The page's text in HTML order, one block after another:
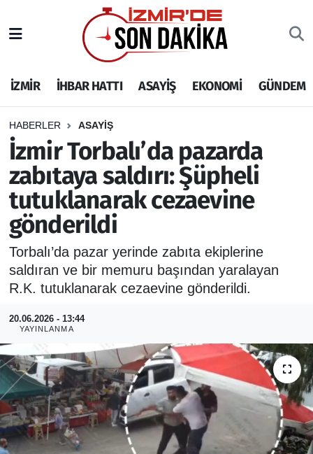
İZMİR İHBAR HATTI ASAYİŞ EKONOMİ GÜNDEM
HABERLER ASAYİŞ
İzmir Torbalı’da pazarda
zabıtaya saldırı: Şüpheli
tutuklanarak cezaevine
gönderildi
Torbalı’da pazar yerinde zabıta ekiplerine
saldıran ve bir memuru başından yaralayan
R.K. tutuklanarak cezaevine gönderildi.
20.06.2026 - 13:44
YAYINLANMA
İHBAR HATTI
DEPREM
GENEL
EKONOMİ
SİYASET
SPOR
İzmir Nöbetçi Eczaneler
İzmir Hava Durumu
İzmir Namaz Vakitleri
İzmir Trafik Yoğunluk Haritası
Puan Durumu ve Fikstür
Tüm Manşetler
Son Dakika Haberleri